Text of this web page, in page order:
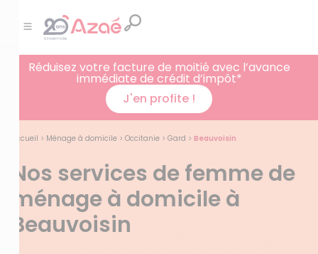
Réduisez votre facture de moitié avec l’avance
immédiate de crédit d’impôt*
J'en profite !
Accueil > Ménage à domicile > Occitanie > Gard > Beauvoisin
Nos services de femme de
ménage à domicile à
Beauvoisin